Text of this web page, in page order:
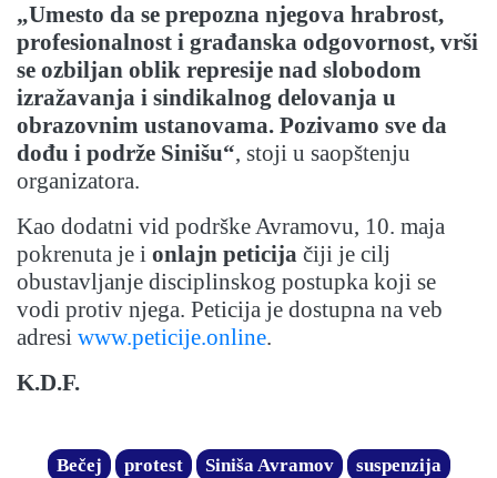
„Umesto da se prepozna njegova hrabrost,
profesionalnost i građanska odgovornost, vrši
se ozbiljan oblik represije nad slobodom
izražavanja i sindikalnog delovanja u
obrazovnim ustanovama. Pozivamo sve da
dođu i podrže Sinišu“, stoji u saopštenju
organizatora.
Kao dodatni vid podrške Avramovu, 10. maja
pokrenuta je i onlajn peticija čiji je cilj
obustavljanje disciplinskog postupka koji se
vodi protiv njega. Peticija je dostupna na veb
adresi www.peticije.online.
K.D.F.
Bečej protest Siniša Avramov
suspenzija